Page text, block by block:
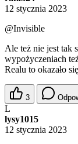
12 stycznia 2023
@Invisible
Ale też nie jest tak
wypożyczeniach
Realu to okazało
3
L
lysy1015
12 stycznia 2023